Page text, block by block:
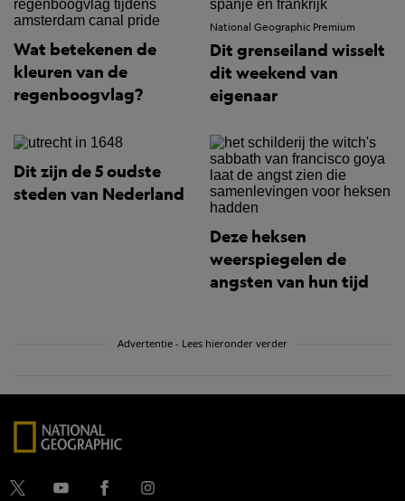
Wat betekenen de
kleuren van de
regenboogvlag?
National Geographic Premium
Dit grenseiland wisselt
dit weekend van
eigenaar
Dit zijn de 5 oudste
steden van Nederland
Deze heksen
weerspiegelen de
angsten van hun tijd
Advertentie - Lees hieronder verder